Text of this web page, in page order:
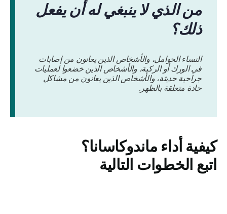
من الذي لا ينبغي له أن يفعل
ذلك؟
النساء الحوامل، والأشخاص الذين يعانون من إصابات
في الورك أو الركبة، والأشخاص الذين خضعوا لعمليات
جراحية حديثة، والأشخاص الذين يعانون من مشاكل
حادة متعلقة بالظهر.
كيفية أداءماندوكاسانا؟
اتبع الخطوات التالية